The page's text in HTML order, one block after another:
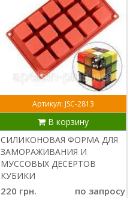
Артикул: JSC-2813
В корзину
СИЛИКОНОВАЯ ФОРМА ДЛЯ
ЗАМОРАЖИВАНИЯ И
МУССОВЫХ ДЕСЕРТОВ
КУБИКИ
220 грн. по запросу